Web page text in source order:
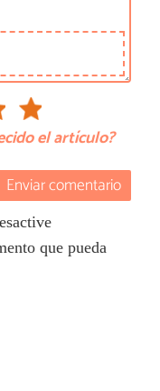
el artículo?
Enviar comentario
que pueda